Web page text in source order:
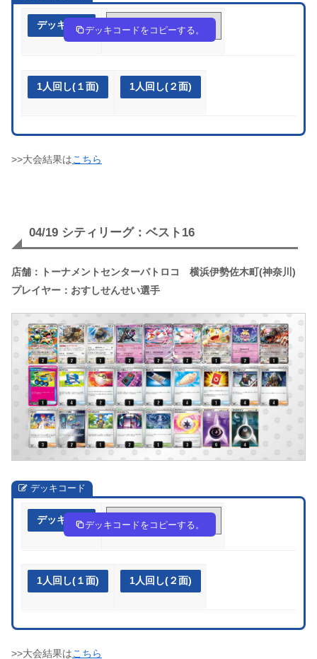
デッキ作成 48G8Yc-EJe6Pb-xa8cxx
デッキコードをコピーする。
1人回し(１面) 1人回し(２面)
>>大会結果はこちら
04/19 シティリーグ：ベスト16
店舗：トーナメントセンターバトロコ 横浜伊勢佐木町(神奈川)
プレイヤー：おすしせんせい選手
デッキコード
デッキ作成 3ppXyS-y3J5bA-3XpR2M
デッキコードをコピーする。
1人回し(１面) 1人回し(２面)
>>大会結果はこちら